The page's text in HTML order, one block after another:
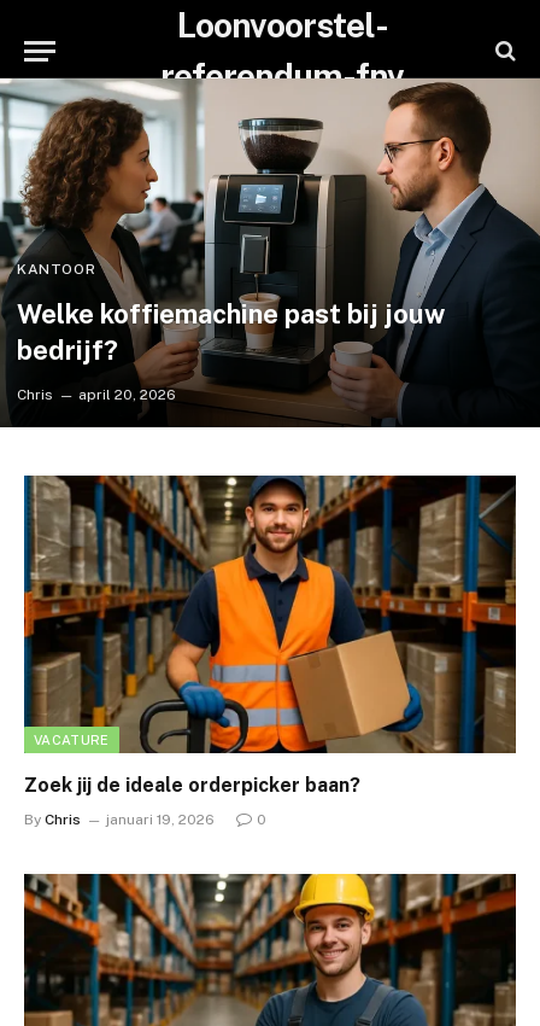
Loonvoorstel-
referendum-fnv
KANTOOR
Welke koffiemachine past bij jouw
bedrijf?
Chris april 20, 2026
VACATURE
Zoek jij de ideale orderpicker baan?
By Chris januari 19, 2026 0